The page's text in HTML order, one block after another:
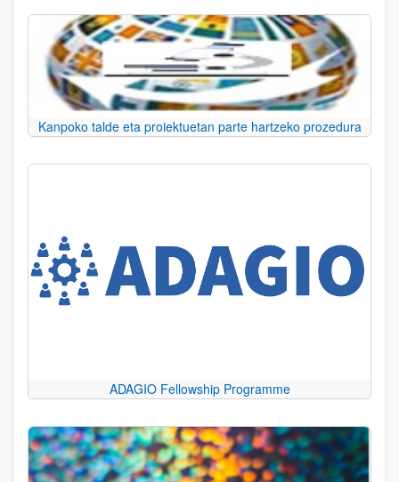
Kanpoko talde eta proiektuetan parte hartzeko prozedura
ADAGIO Fellowship Programme